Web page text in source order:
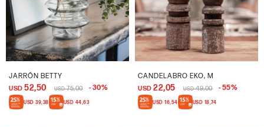
JARRÓN BETTY
USD 52,50 USD 75,00 30
USD 39,38 USD 44,63
CANDELABRO EKO, M
USD 22,05 USD 49,00 55
USD 16,54 USD 18,74